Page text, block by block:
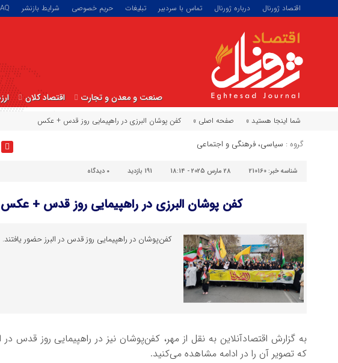
اقتصاد ژورنال درباره ژورنال تماس با سردبیر تبلیغات حریم خصوصی شرایط بازنشر
صنعت و معدن و تجارت اقتصاد کلان
شما اینجا هستید » صفحه اصلی » کفن پوشان البرزی در راهپیمایی روز قدس + عکس
گروه : سیاسی، فرهنگی و اجتماعی
شناسه خبر: 210160 28 مارس 2025 - 18:14 191 بازدید ۰ دیدگاه
کفن پوشان البرزی در راهپیمایی روز قدس + عکس
کفن‌پوشان در راهپیمایی روز قدس در البرز حضور یافتند.
به گزارش اقتصادآنلاین به نقل از مهر، کفن‌پوشان نیز در راهپیمایی روز قدس در
که تصویر آن را در ادامه مشاهده می‌کنید.